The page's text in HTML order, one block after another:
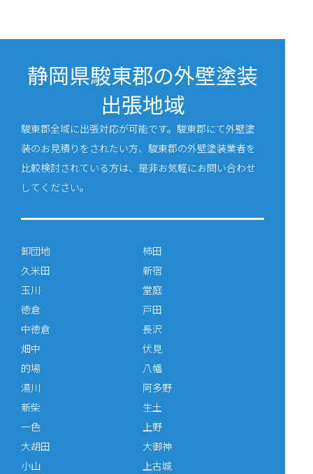
静岡県駿東郡の外壁塗装
出張地域
駿東郡全域に出張対応が可能です。駿東郡にて外壁塗
装のお見積りをされたい方、駿東郡の外壁塗装業者を
比較検討されている方は、是非お気軽にお問い合わせ
してください。
卸団地
柿田
久米田
新宿
玉川
堂庭
徳倉
戸田
中徳倉
長沢
畑中
伏見
的場
八幡
湯川
阿多野
新柴
生土
一色
上野
大胡田
大御神
小山
上古城